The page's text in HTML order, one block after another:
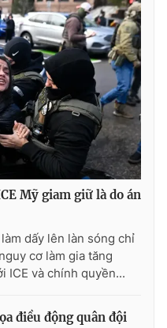
Mỹ giam giữ là do án
dấy lên làn sóng chỉ
cơ làm gia tăng
ICE và chính quyền...
điều động quân đội